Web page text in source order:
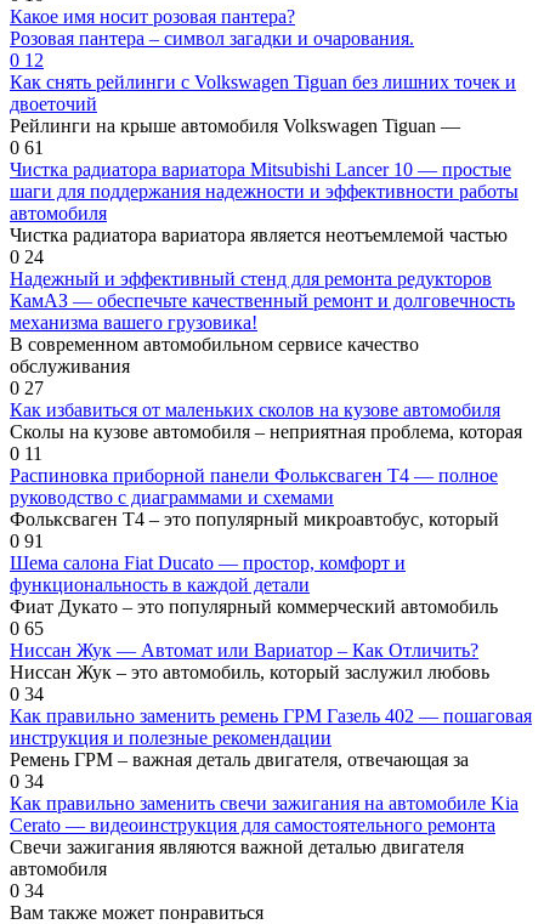
Какое имя носит розовая пантера?
Розовая пантера – символ загадки и очарования.
0 12
Как снять рейлинги с Volkswagen Tiguan без лишних точек и
двоеточий
Рейлинги на крыше автомобиля Volkswagen Tiguan —
0 61
Чистка радиатора вариатора Mitsubishi Lancer 10 — простые
шаги для поддержания надежности и эффективности работы
автомобиля
Чистка радиатора вариатора является неотъемлемой частью
0 24
Надежный и эффективный стенд для ремонта редукторов
КамАЗ — обеспечьте качественный ремонт и долговечность
механизма вашего грузовика!
В современном автомобильном сервисе качество
обслуживания
0 27
Как избавиться от маленьких сколов на кузове автомобиля
Сколы на кузове автомобиля – неприятная проблема, которая
0 11
Распиновка приборной панели Фольксваген Т4 — полное
руководство с диаграммами и схемами
Фольксваген Т4 – это популярный микроавтобус, который
0 91
Шема салона Fiat Ducato — простор, комфорт и
функциональность в каждой детали
Фиат Дукато – это популярный коммерческий автомобиль
0 65
Ниссан Жук — Автомат или Вариатор – Как Отличить?
Ниссан Жук – это автомобиль, который заслужил любовь
0 34
Как правильно заменить ремень ГРМ Газель 402 — пошаговая
инструкция и полезные рекомендации
Ремень ГРМ – важная деталь двигателя, отвечающая за
0 34
Как правильно заменить свечи зажигания на автомобиле Kia
Cerato — видеоинструкция для самостоятельного ремонта
Свечи зажигания являются важной деталью двигателя
автомобиля
0 34
Вам также может понравиться